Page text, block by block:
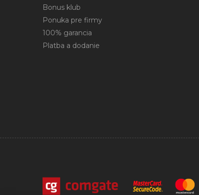
Bonus klub
Ponuka pre firmy
100% garancia
Platba a dodanie